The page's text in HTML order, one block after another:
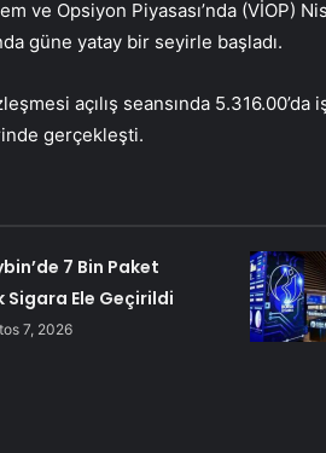
ve Opsiyon Piyasası’nda (VİOP)
güne yatay bir seyirle başladı.
açılış seansında
gerçekleşti.
7 Bin Paket
Sigara Ele Geçirildi
7, 2026